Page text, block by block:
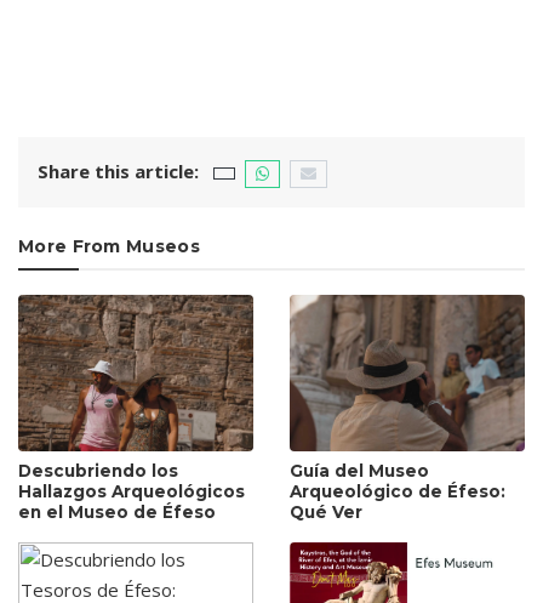
Share this article:
More From Museos
Descubriendo los
Hallazgos Arqueológicos
en el Museo de Éfeso
Guía del Museo
Arqueológico de Éfeso:
Qué Ver